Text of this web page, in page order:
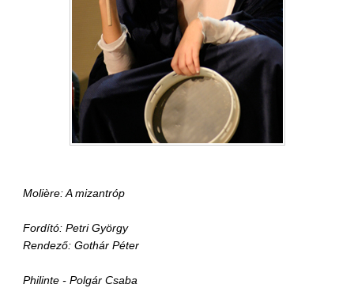
Molière: A mizantróp
Fordító: Petri György
Rendező: Gothár Péter
Philinte - Polgár Csaba